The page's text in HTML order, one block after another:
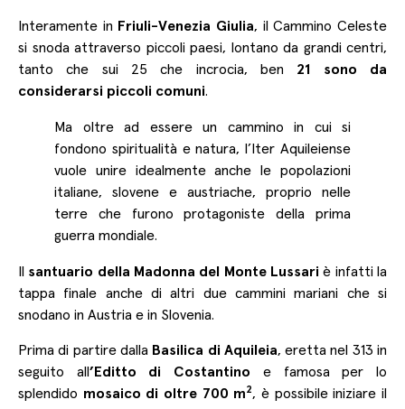
Interamente in Friuli-Venezia Giulia, il Cammino Celeste
si snoda attraverso piccoli paesi, lontano da grandi centri,
tanto che sui 25 che incrocia, ben 21 sono da
considerarsi piccoli comuni.
Ma oltre ad essere un cammino in cui si
fondono spiritualità e natura, l’Iter Aquileiense
vuole unire idealmente anche le popolazioni
italiane, slovene e austriache, proprio nelle
terre che furono protagoniste della prima
guerra mondiale.
santuario della Madonna del Monte Lussari è infatti la
tappa finale anche di altri due cammini mariani che si
snodano in Austria e in Slovenia.
Prima di partire dalla Basilica di Aquileia, eretta nel 313 in
seguito all’Editto di Costantino e famosa per lo
splendido mosaico di oltre 700 m2, è possibile iniziare il